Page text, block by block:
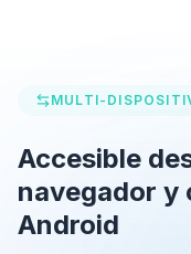
MULTI-
Accesible
navegador y
Android